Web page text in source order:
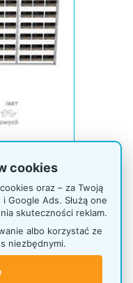
cookies
oraz – za Twoją
Google Ads. Służą one
skuteczności reklam.
albo korzystać ze
niezbędnymi.